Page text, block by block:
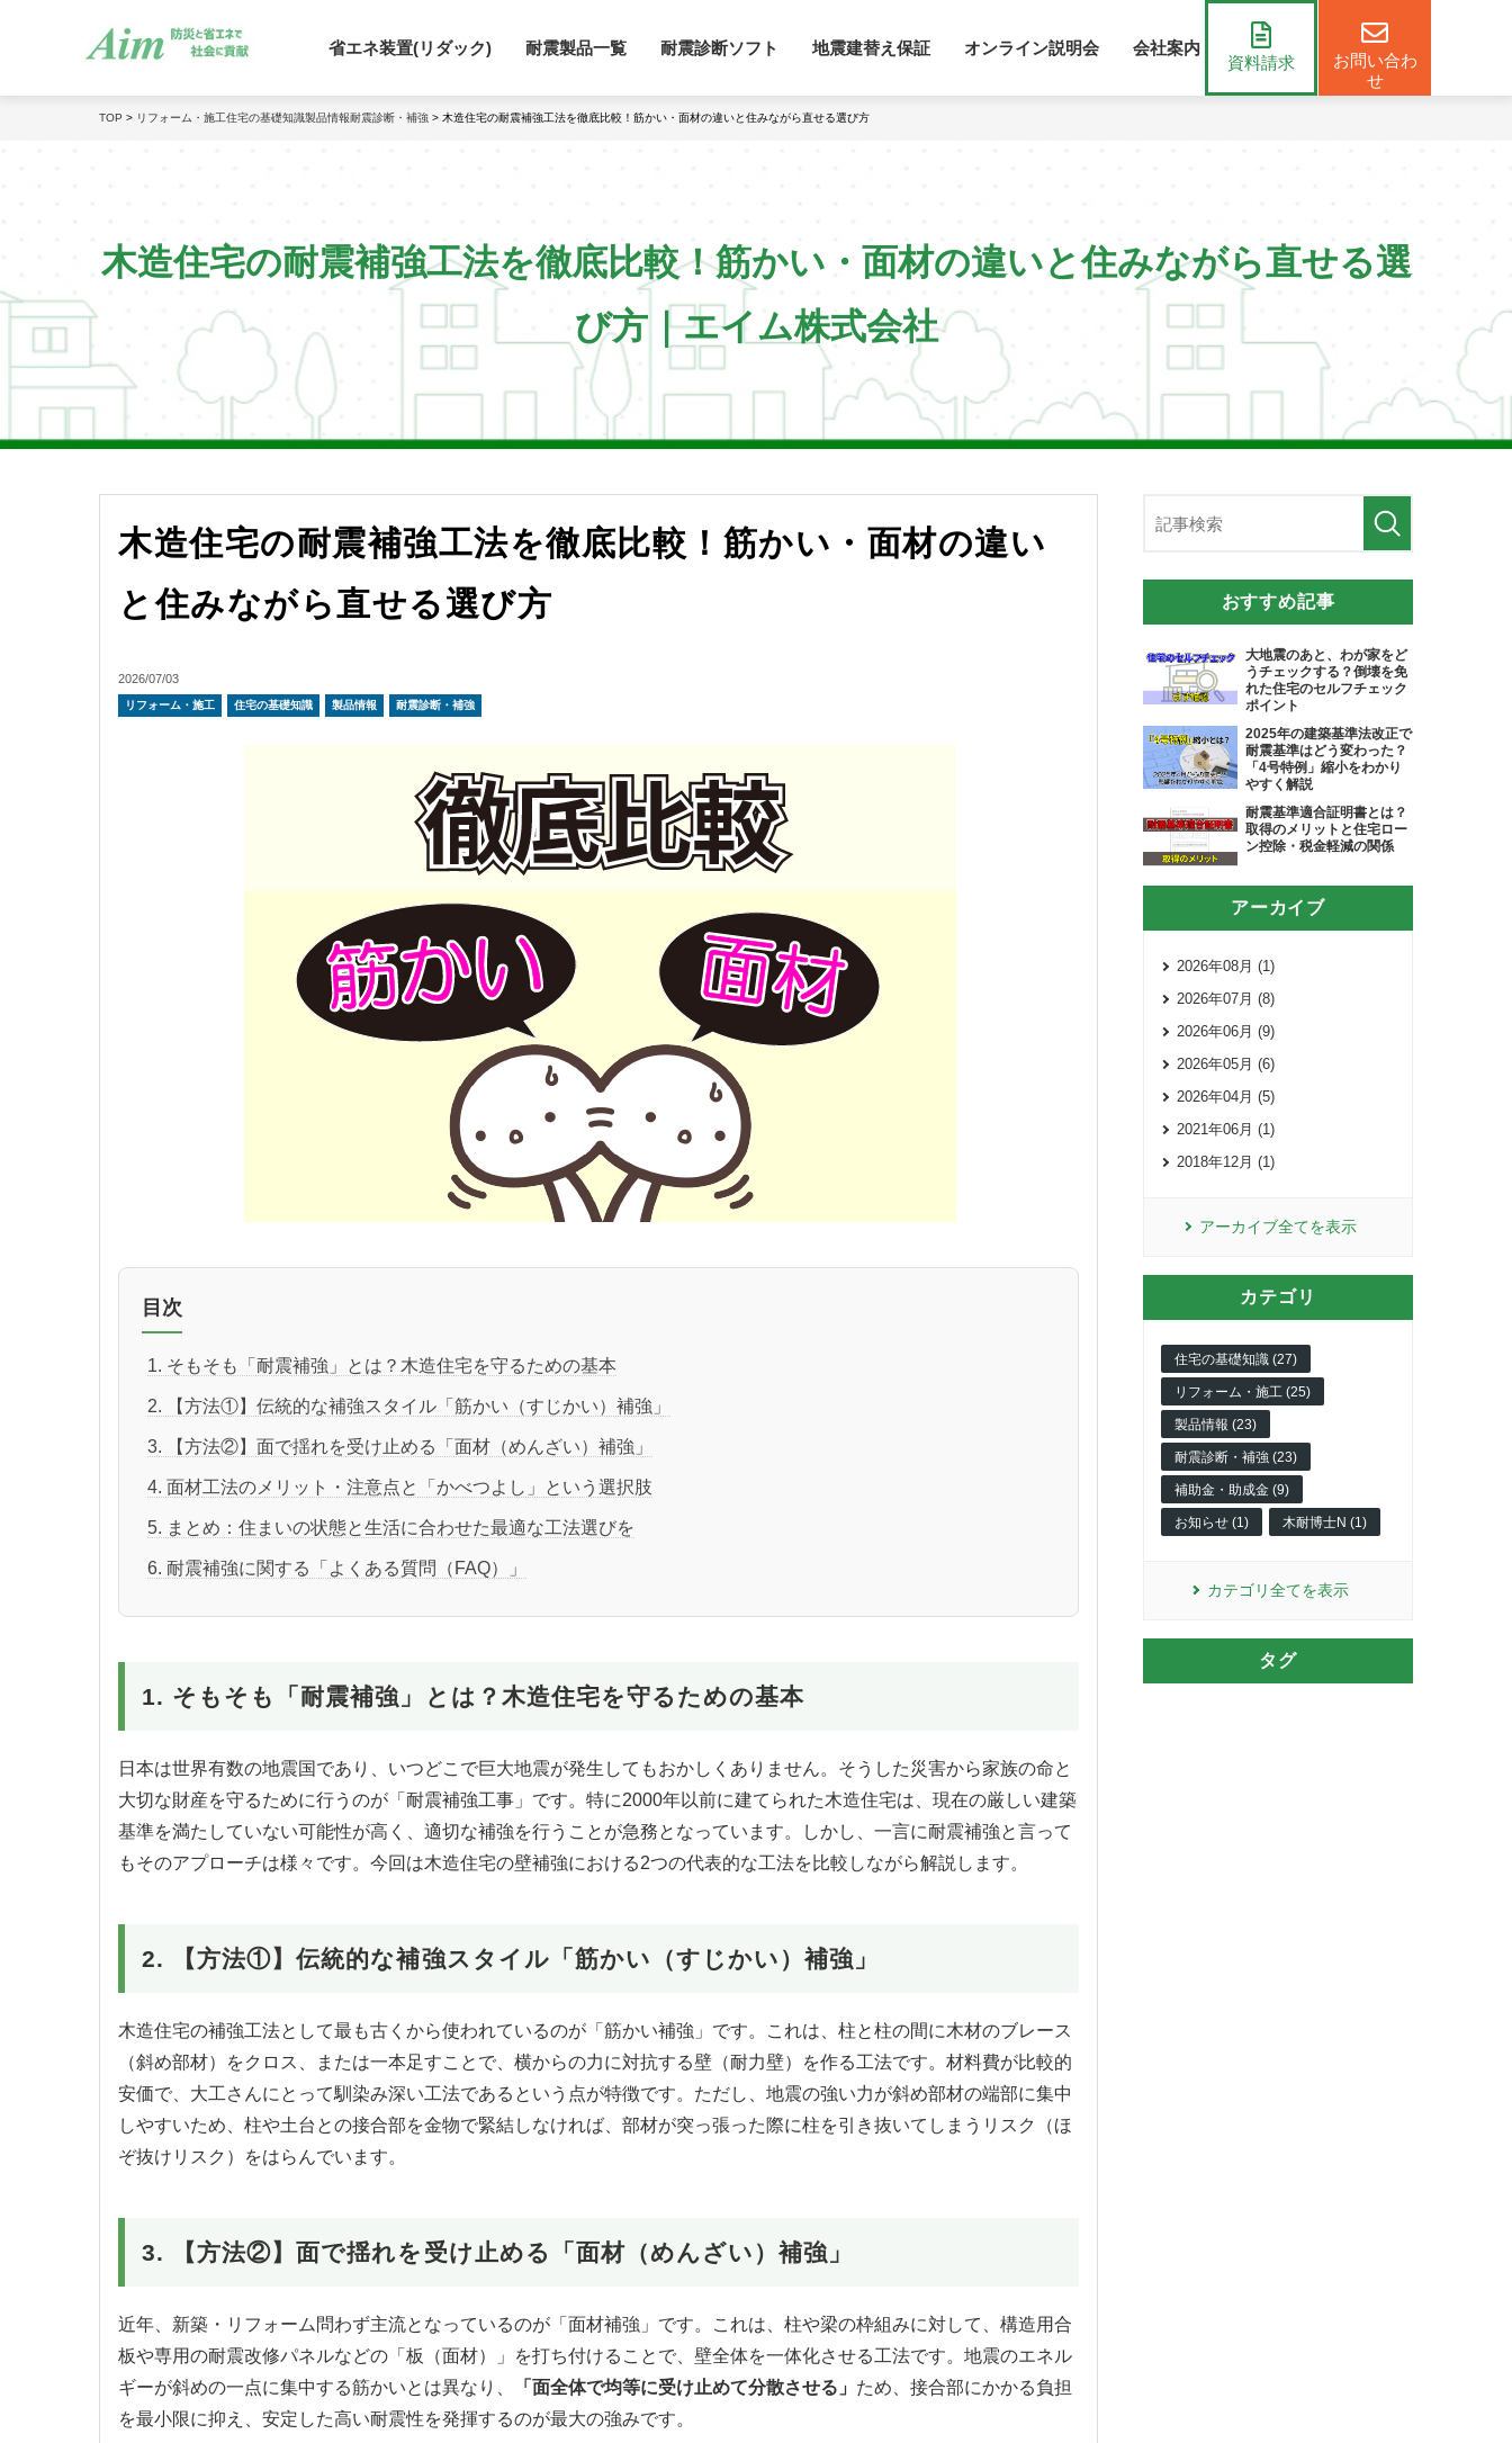
省エネ装置(リダック) 耐震製品一覧 耐震診断ソフト 地震建替え保証 オンライン説明会 会社案内 コラム
資料請求
お問い合わ
せ
TOP > リフォーム・施工住宅の基礎知識製品情報耐震診断・補強 > 木造住宅の耐震補強工法を徹底比較！筋かい・面材の違いと住みながら直せる選び方
木造住宅の耐震補強工法を徹底比較！筋かい・面材の違いと住みながら直せる選
び方｜エイム株式会社
木造住宅の耐震補強工法を徹底比較！筋かい・面材の違い
と住みながら直せる選び方
2026/07/03
リフォーム・施工 住宅の基礎知識 製品情報 耐震診断・補強
目次
1. そもそも「耐震補強」とは？木造住宅を守るための基本
2. 【方法①】伝統的な補強スタイル「筋かい（すじかい）補強」
3. 【方法②】面で揺れを受け止める「面材（めんざい）補強」
4. 面材工法のメリット・注意点と「かべつよし」という選択肢
5. まとめ：住まいの状態と生活に合わせた最適な工法選びを
6. 耐震補強に関する「よくある質問（FAQ）」
1. そもそも「耐震補強」とは？木造住宅を守るための基本
日本は世界有数の地震国であり、いつどこで巨大地震が発生してもおかしくありません。そうした災害から家族の命と
大切な財産を守るために行うのが「耐震補強工事」です。特に2000年以前に建てられた木造住宅は、現在の厳しい建築
基準を満たしていない可能性が高く、適切な補強を行うことが急務となっています。しかし、一言に耐震補強と言って
もそのアプローチは様々です。今回は木造住宅の壁補強における2つの代表的な工法を比較しながら解説します。
2. 【方法①】伝統的な補強スタイル「筋かい（すじかい）補強」
木造住宅の補強工法として最も古くから使われているのが「筋かい補強」です。これは、柱と柱の間に木材のブレース
（斜め部材）をクロス、または一本足すことで、横からの力に対抗する壁（耐力壁）を作る工法です。材料費が比較的
安価で、大工さんにとって馴染み深い工法であるという点が特徴です。ただし、地震の強い力が斜め部材の端部に集中
しやすいため、柱や土台との接合部を金物で緊結しなければ、部材が突っ張った際に柱を引き抜いてしまうリスク（ほ
ぞ抜けリスク）をはらんでいます。
3. 【方法②】面で揺れを受け止める「面材（めんざい）補強」
近年、新築・リフォーム問わず主流となっているのが「面材補強」です。これは、柱や梁の枠組みに対して、構造用合
板や専用の耐震改修パネルなどの「板（面材）」を打ち付けることで、壁全体を一体化させる工法です。地震のエネル
ギーが斜めの一点に集中する筋かいとは異なり、
「面全体で均等に受け止めて分散させる」 ため、接合部にかかる負担
を最小限に抑え、安定した高い耐震性を発揮するのが最大の強みです。
おすすめ記事
大地震のあと、わが家をど
うチェックする？倒壊を免
れた住宅のセルフチェック
ポイント
2025年の建築基準法改正で
耐震基準はどう変わった？
「4号特例」縮小をわかり
やすく解説
耐震基準適合証明書とは？
取得のメリットと住宅ロー
ン控除・税金軽減の関係
アーカイブ
2026年08月 (1)
2026年07月 (8)
2026年06月 (9)
2026年05月 (6)
2026年04月 (5)
2021年06月 (1)
2018年12月 (1)
アーカイブ全てを表示
カテゴリ
住宅の基礎知識 (27)
リフォーム・施工 (25)
製品情報 (23)
耐震診断・補強 (23)
補助金・助成金 (9)
お知らせ (1) 木耐博士N (1)
カテゴリ全てを表示
タグ